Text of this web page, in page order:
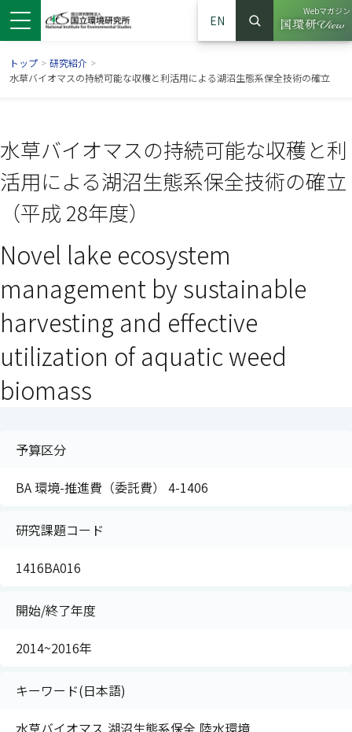
ウインドウで開きます）
EN
サイト内検索
検索
Webマガジン
（別ウイ
トップ > 研究紹介 >
水草バイオマスの持続可能な収穫と利活用による湖沼生態系保全技術の確立
水草バイオマスの持続可能な収穫と利
活用による湖沼生態系保全技術の確立
（平成 28年度）
Novel lake ecosystem
management by sustainable
harvesting and effective
utilization of aquatic weed
biomass
予算区分
BA 環境-推進費（委託費） 4-1406
研究課題コード
1416BA016
開始/終了年度
2014~2016年
キーワード(日本語)
水草バイオマス,湖沼生態系保全,陸水環境